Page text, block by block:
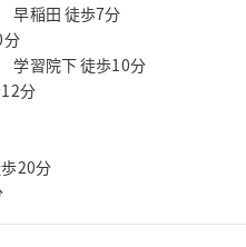
早稲田 徒歩7分
分
学習院下 徒歩10分
分
20分